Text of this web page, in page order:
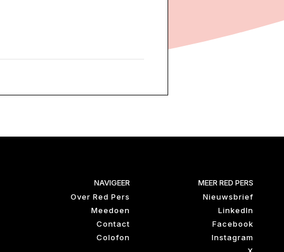
NAVIGEER
Over Red Pers
Meedoen
Contact
Colofon
MEER RED PERS
Nieuwsbrief
LinkedIn
Facebook
Instagram